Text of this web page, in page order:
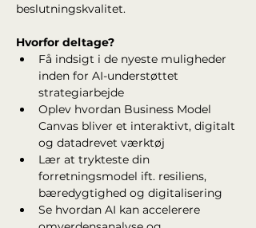
beslutningskvalitet.
Hvorfor deltage?
Få indsigt i de nyeste muligheder
inden for AI-understøttet
strategiarbejde
Oplev hvordan Business Model
Canvas bliver et interaktivt, digitalt
og datadrevet værktøj
Lær at trykteste din
forretningsmodel ift. resiliens,
bæredygtighed og digitalisering
Se hvordan AI kan accelerere